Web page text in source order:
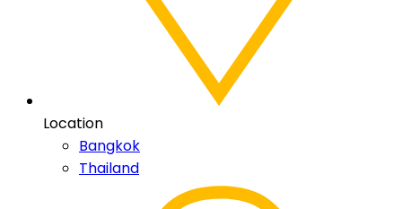
Location
Bangkok
Thailand